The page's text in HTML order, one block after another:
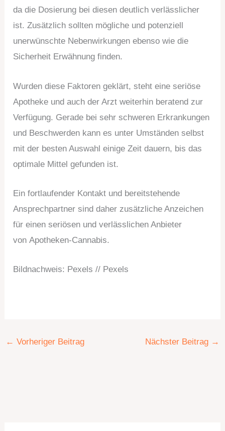
da die Dosierung bei diesen deutlich verlässlicher
ist. Zusätzlich sollten mögliche und potenziell
unerwünschte Nebenwirkungen ebenso wie die
Sicherheit Erwähnung finden.
Wurden diese Faktoren geklärt, steht eine seriöse
Apotheke und auch der Arzt weiterhin beratend zur
Verfügung. Gerade bei sehr schweren Erkrankungen
und Beschwerden kann es unter Umständen selbst
mit der besten Auswahl einige Zeit dauern, bis das
optimale Mittel gefunden ist.
Ein fortlaufender Kontakt und bereitstehende
Ansprechpartner sind daher zusätzliche Anzeichen
für einen seriösen und verlässlichen Anbieter
von Apotheken-Cannabis.
Bildnachweis: Pexels // Pexels
← Vorheriger Beitrag Nächster Beitrag →